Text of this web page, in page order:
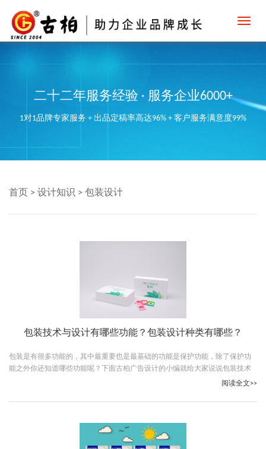
二十二年服务经验 · 服务企业6000+
1对1品牌专家服务 + 出品定稿率高达96% + 客户服务满意度99%
首页 > 设计知识 > 包装设计
包装技术与设计有哪些功能？包装设计种类有哪些？
包装是有很多功能的，其中最重要也是最基础的功能是保护功能，除了保护功
能之外你还知道哪些功能呢？下面古柏广告设计的小编就给大家说说包装技术
阅读全文>>